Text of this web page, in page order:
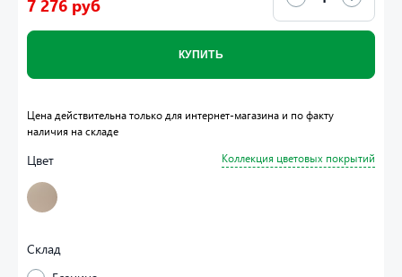
7 276 руб
КУПИТЬ
Цвет Коллекция цветовых покрытий
Склад
Цена действительна только для интернет-магазина и по факту
наличия на складе